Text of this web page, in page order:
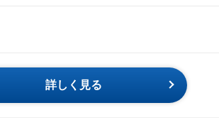
詳しく見る